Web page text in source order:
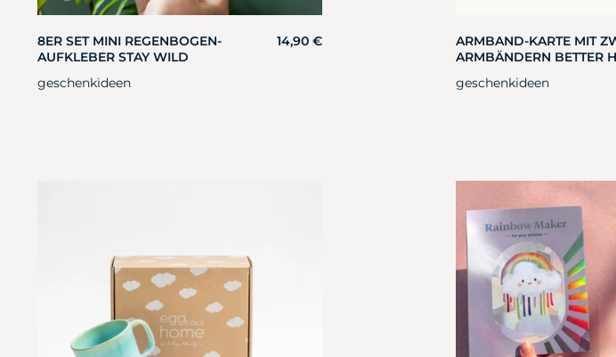
8ER SET MINI REGENBOGEN-
AUFKLEBER STAY WILD
14,90 €
geschenkideen
ARMBAND-KARTE MIT
ARMBÄNDERN BETTER
geschenkideen